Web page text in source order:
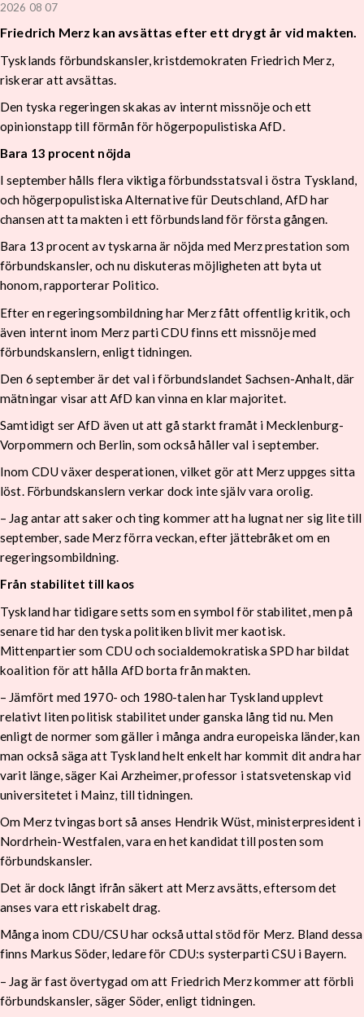
2026 08 07
Friedrich Merz kan avsättas efter ett drygt år vid makten.
Tysklands förbundskansler, kristdemokraten Friedrich Merz,
riskerar att avsättas.
Den tyska regeringen skakas av internt missnöje och ett
opinionstapp till förmån för högerpopulistiska AfD.
Bara 13 procent nöjda
I september hålls flera viktiga förbundsstatsval i östra Tyskland,
och högerpopulistiska Alternative für Deutschland, AfD har
chansen att ta makten i ett förbundsland för första gången.
Bara 13 procent av tyskarna är nöjda med Merz prestation som
förbundskansler, och nu diskuteras möjligheten att byta ut
honom, rapporterar Politico.
Efter en regeringsombildning har Merz fått offentlig kritik, och
även internt inom Merz parti CDU finns ett missnöje med
förbundskanslern, enligt tidningen.
Den 6 september är det val i förbundslandet Sachsen-Anhalt, där
mätningar visar att AfD kan vinna en klar majoritet.
Samtidigt ser AfD även ut att gå starkt framåt i Mecklenburg-
Vorpommern och Berlin, som också håller val i september.
Inom CDU växer desperationen, vilket gör att Merz uppges sitta
löst. Förbundskanslern verkar dock inte själv vara orolig.
– Jag antar att saker och ting kommer att ha lugnat ner sig lite till
september, sade Merz förra veckan, efter jättebråket om en
regeringsombildning.
Från stabilitet till kaos
Tyskland har tidigare setts som en symbol för stabilitet, men på
senare tid har den tyska politiken blivit mer kaotisk.
Mittenpartier som CDU och socialdemokratiska SPD har bildat
koalition för att hålla AfD borta från makten.
– Jämfört med 1970- och 1980-talen har Tyskland upplevt
relativt liten politisk stabilitet under ganska lång tid nu. Men
enligt de normer som gäller i många andra europeiska länder, kan
man också säga att Tyskland helt enkelt har kommit dit andra har
varit länge, säger Kai Arzheimer, professor i statsvetenskap vid
universitetet i Mainz, till tidningen.
Om Merz tvingas bort så anses Hendrik Wüst, ministerpresident i
Nordrhein-Westfalen, vara en het kandidat till posten som
förbundskansler.
Det är dock långt ifrån säkert att Merz avsätts, eftersom det
anses vara ett riskabelt drag.
Många inom CDU/CSU har också uttal stöd för Merz. Bland dessa
finns Markus Söder, ledare för CDU:s systerparti CSU i Bayern.
– Jag är fast övertygad om att Friedrich Merz kommer att förbli
förbundskansler, säger Söder, enligt tidningen.